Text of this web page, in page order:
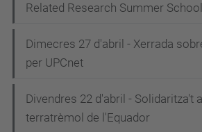
Related Research Summer School
Dimecres 27 d'abril - Xerrada
per UPCnet
Divendres 22 d'abril - Solidaritza't
terratrèmol de l'Equador